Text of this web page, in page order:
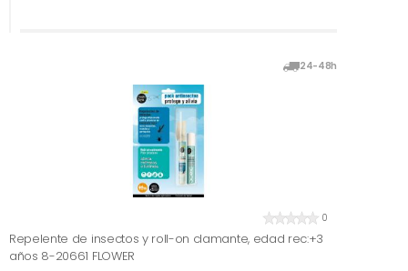
24-48h
0
Repelente de insectos y roll-on clamante, edad rec:+3
años 8-20661 FLOWER